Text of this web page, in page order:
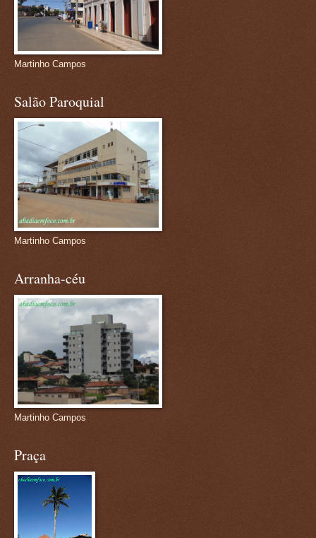
Martinho Campos
Salão Paroquial
Martinho Campos
Arranha-céu
Martinho Campos
Praça